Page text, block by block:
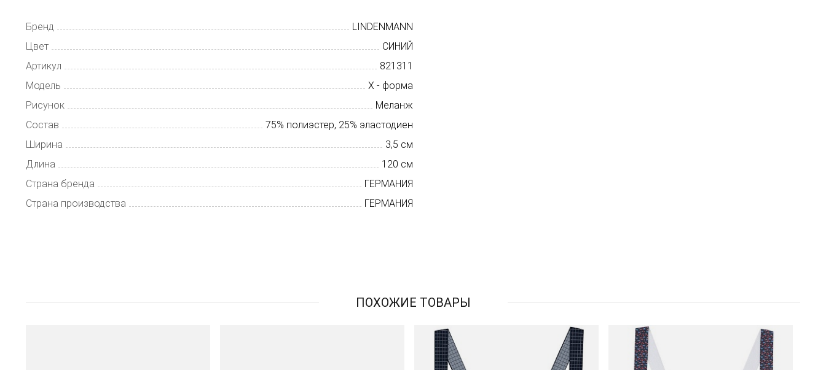
Бренд
LINDENMANN
Цвет
СИНИЙ
Артикул
821311
Модель
X - форма
Рисунок
Меланж
Состав
75% полиэстер, 25% эластодиен
Ширина
3,5 см
Длина
120 см
Страна бренда
ГЕРМАНИЯ
Страна производства
ГЕРМАНИЯ
ПОХОЖИЕ ТОВАРЫ